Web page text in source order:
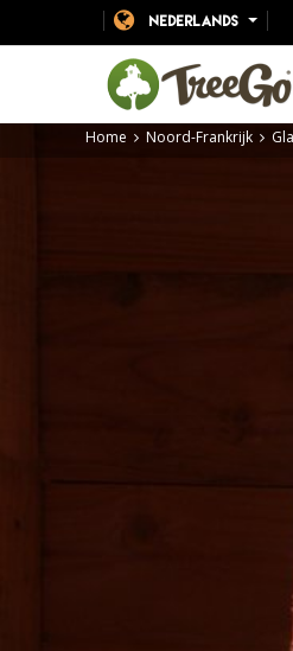
NEDERLANDS
Home Noord-Frankrijk